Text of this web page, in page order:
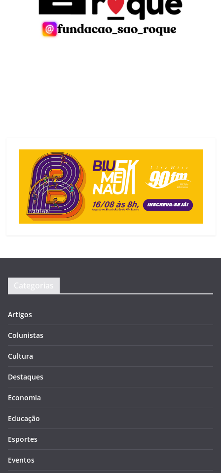
Categorias
Artigos
Colunistas
Cultura
Destaques
Economia
Educação
Esportes
Eventos